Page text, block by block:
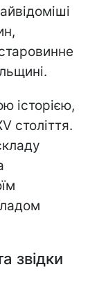
історією,
століття.
звідки